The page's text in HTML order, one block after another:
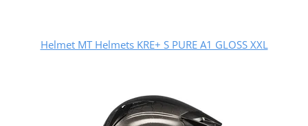
Helmet MT Helmets KRE+ S PURE A1 GLOSS XXL